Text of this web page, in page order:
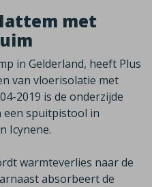
met
in Gelderland, heeft Plus
van vloerisolatie met
2019 is de onderzijde
een spuitpistool in
Icynene.
warmteverlies naar de
absorbeert de